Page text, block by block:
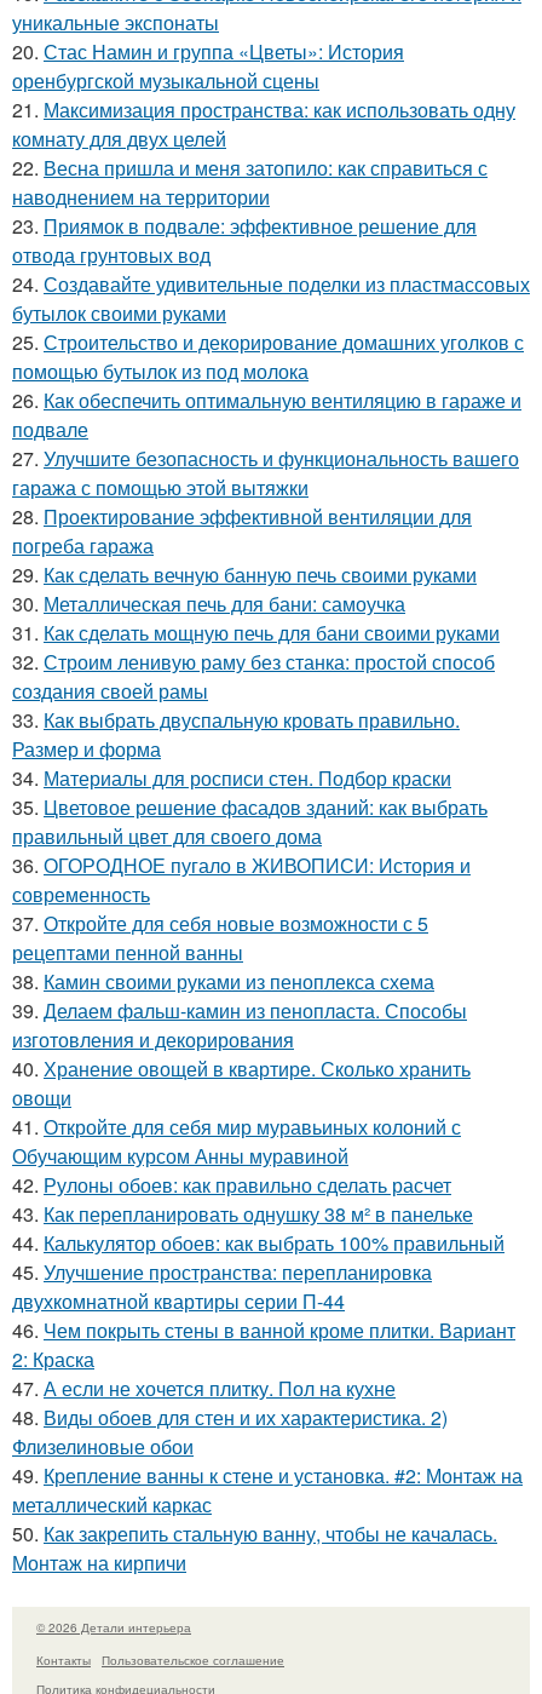
уникальные экспонаты
20. Стас Намин и группа «Цветы»: История
оренбургской музыкальной сцены
21. Максимизация пространства: как использовать одну
комнату для двух целей
22. Весна пришла и меня затопило: как справиться с
наводнением на территории
23. Приямок в подвале: эффективное решение для
отвода грунтовых вод
24. Создавайте удивительные поделки из пластмассовых
бутылок своими руками
25. Строительство и декорирование домашних уголков с
помощью бутылок из под молока
26. Как обеспечить оптимальную вентиляцию в гараже и
подвале
27. Улучшите безопасность и функциональность вашего
гаража с помощью этой вытяжки
28. Проектирование эффективной вентиляции для
погреба гаража
29. Как сделать вечную банную печь своими руками
30. Металлическая печь для бани: самоучка
31. Как сделать мощную печь для бани своими руками
32. Строим ленивую раму без станка: простой способ
создания своей рамы
33. Как выбрать двуспальную кровать правильно.
Размер и форма
34. Материалы для росписи стен. Подбор краски
35. Цветовое решение фасадов зданий: как выбрать
правильный цвет для своего дома
36. ОГОРОДНОЕ пугало в ЖИВОПИСИ: История и
современность
37. Откройте для себя новые возможности с 5
рецептами пенной ванны
38. Камин своими руками из пеноплекса схема
39. Делаем фальш-камин из пенопласта. Способы
изготовления и декорирования
40. Хранение овощей в квартире. Сколько хранить
овощи
41. Откройте для себя мир муравьиных колоний с
Обучающим курсом Анны муравиной
42. Рулоны обоев: как правильно сделать расчет
43. Как перепланировать однушку 38 м² в панельке
44. Калькулятор обоев: как выбрать 100% правильный
45. Улучшение пространства: перепланировка
двухкомнатной квартиры серии П-44
46. Чем покрыть стены в ванной кроме плитки. Вариант
2: Краска
47. А если не хочется плитку. Пол на кухне
48. Виды обоев для стен и их характеристика. 2)
Флизелиновые обои
49. Крепление ванны к стене и установка. #2: Монтаж на
металлический каркас
50. Как закрепить стальную ванну, чтобы не качалась.
Монтаж на кирпичи
© 2026 Детали интерьера
Контакты
Пользовательское соглашение
Политика конфидециальности